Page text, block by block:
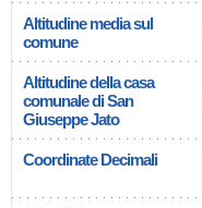
Altitudine media sul
comune
Altitudine della casa
comunale di San
Giuseppe Jato
Coordinate Decimali